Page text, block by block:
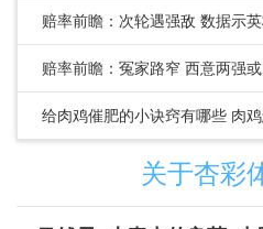
容不下沙子
赔率前瞻：次轮遇强敌 数据示
赔率前瞻：冤家路窄 西意两强
给肉鸡催肥的小诀窍有哪些 肉
关于杏彩